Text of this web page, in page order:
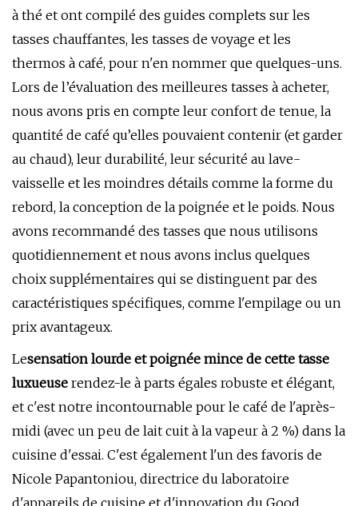
à thé et ont compilé des guides complets sur les
tasses chauffantes, les tasses de voyage et les
thermos à café, pour n'en nommer que quelques-uns.
Lors de l’évaluation des meilleures tasses à acheter,
nous avons pris en compte leur confort de tenue, la
quantité de café qu’elles pouvaient contenir (et garder
au chaud), leur durabilité, leur sécurité au lave-
vaisselle et les moindres détails comme la forme du
rebord, la conception de la poignée et le poids. Nous
avons recommandé des tasses que nous utilisons
quotidiennement et nous avons inclus quelques
choix supplémentaires qui se distinguent par des
caractéristiques spécifiques, comme l'empilage ou un
prix avantageux.
Lesensation lourde et poignée mince de cette tasse
luxueuse rendez-le à parts égales robuste et élégant,
et c'est notre incontournable pour le café de l'après-
midi (avec un peu de lait cuit à la vapeur à 2 %) dans la
cuisine d'essai. C'est également l'un des favoris de
Nicole Papantoniou, directrice du laboratoire
d'appareils de cuisine et d'innovation du Good